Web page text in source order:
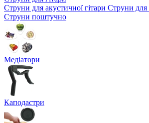
Струни для акустичної гітари Струни для
Струни поштучно
Медіатори
Каподастри